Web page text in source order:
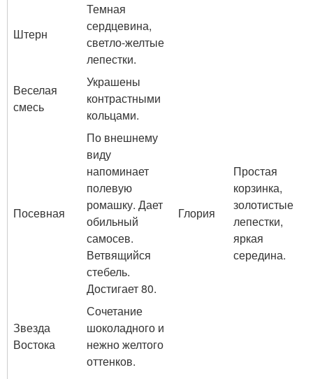
Штерн
Темная
сердцевина,
светло-желтые
лепестки.
Веселая
смесь
Украшены
контрастными
кольцами.
Посевная
По внешнему
виду
напоминает
полевую
ромашку. Дает
обильный
самосев.
Ветвящийся
стебель.
Достигает 80.
Глория
Простая
корзинка,
золотистые
лепестки,
яркая
середина.
Звезда
Востока
Сочетание
шоколадного и
нежно желтого
оттенков.